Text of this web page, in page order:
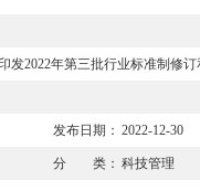
发2022年第三批行业标准制修
发布日期： 2022-12-30
分 类： 科技管理